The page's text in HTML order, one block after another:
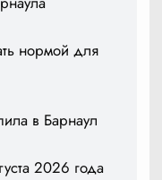
нормой для
в Барнаул
2026 года